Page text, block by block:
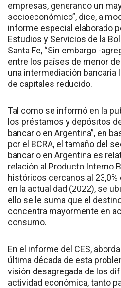
empresas, generando un
socioeconómico”, dice, a
informe especial elaborado
Estudios y Servicios de la
Santa Fe, “Sin embargo -
entre los países de menor
una intermediación bancaria
de capitales reducido.
Tal como se informó en la
los préstamos y depósitos
bancario en Argentina”, en
por el BCRA, el tamaño del
bancario en Argentina es
relación al Producto Interno
históricos cercanos al
en la actualidad (2022), se
ello se le suma que el
concentra mayormente en
consumo.
En el informe del CES,
última década de esta
visión desagregada de los
actividad económica, tanto